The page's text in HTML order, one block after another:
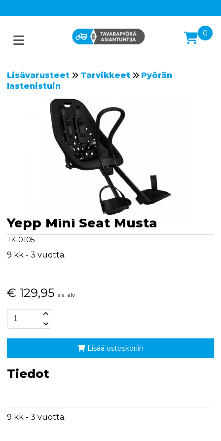
0
Lisävarusteet Tarvikkeet
Pyörän
lastenistuin
Yepp Mini Seat Musta
TK-0105
9 kk - 3 vuotta.
€ 129,95 sis. alv
Lisää ostoskoriin
Tiedot
9 kk - 3 vuotta.